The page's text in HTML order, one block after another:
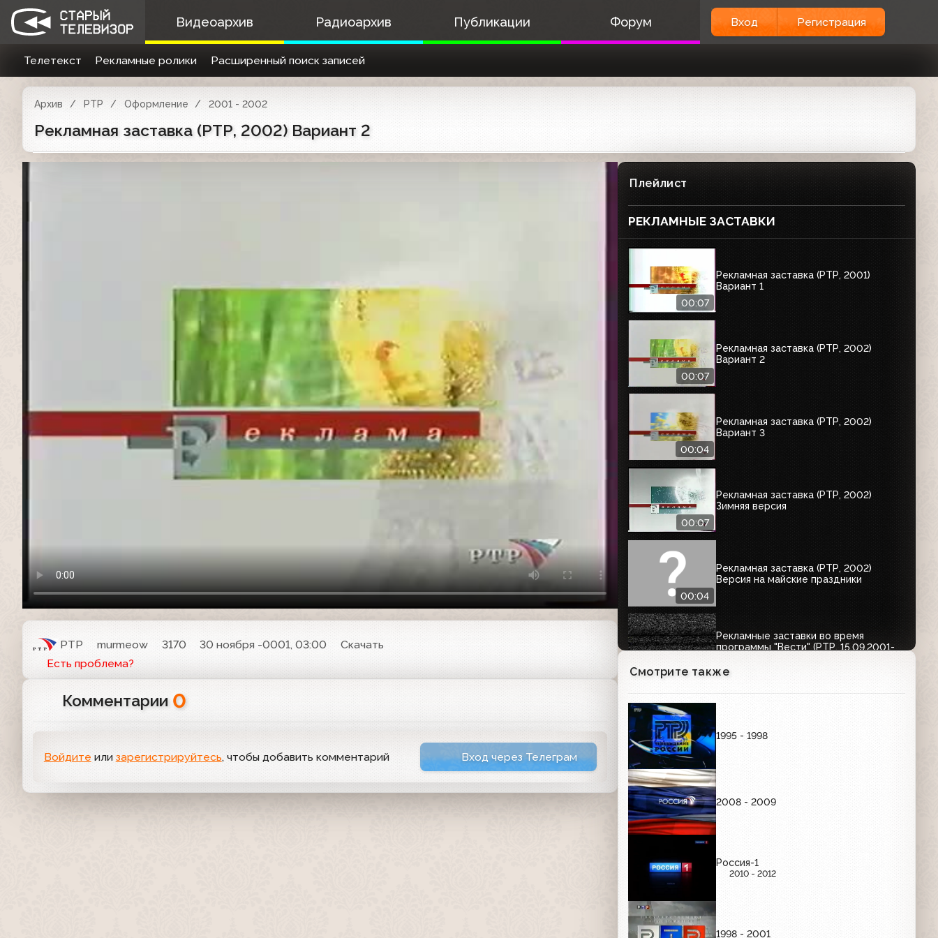
Видеоархив Радиоархив Публикации Форум Вход Регистрация
Телетекст Рекламные ролики Расширенный поиск записей
Архив РТР Оформление 2001 - 2002
Рекламная заставка (РТР, 2002) Вариант 2
РТР murmeow 3170 30 ноября -0001, 03:00
Скачать
Есть проблема?
Комментарии 0
Войдите или зарегистрируйтесь, чтобы добавить комментарий Вход через Телеграм
Плейлист
РЕКЛАМНЫЕ ЗАСТАВКИ
00:07
Рекламная заставка (РТР, 2001)
Вариант 1
00:07
Рекламная заставка (РТР, 2002)
Вариант 2
00:04
Рекламная заставка (РТР, 2002)
Вариант 3
00:07
Рекламная заставка (РТР, 2002)
Зимняя версия
00:04
Рекламная заставка (РТР, 2002)
Версия на майские праздники
00:08
Рекламные заставки во время
программы "Вести" (РТР, 15.09.2001-
ЗАСТАВКИ КАНАЛА
00:04
00:05
Смотрите также
1995 - 1998
2008 - 2009
Россия-1
2010 - 2012
1998 - 2001